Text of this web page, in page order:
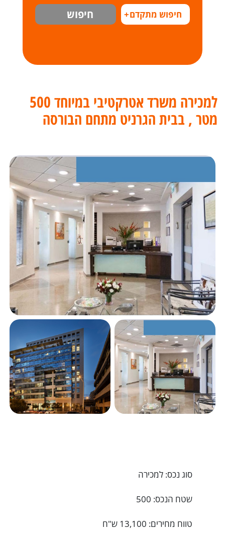
חיפוש מתקדם+ חיפוש
למכירה משרד אטרקטיבי במיוחד 500
מטר , בבית הגרניט מתחם הבורסה
סוג נכס: למכירה
שטח הנכס: 500
טווח מחירים: 13,100 ש"ח